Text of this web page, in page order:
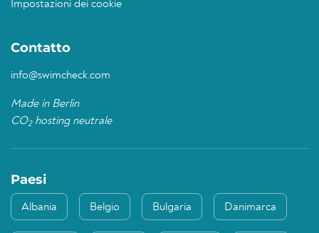
Impostazioni dei cookie
Contatto
info@swimcheck.com
Made in Berlin
CO2hosting neutrale
Paesi
Albania Belgio Bulgaria Danimarca